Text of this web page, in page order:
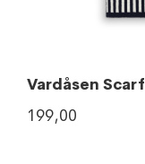
Vardåsen Scarf
199,00